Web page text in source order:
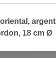
18 cm Ø